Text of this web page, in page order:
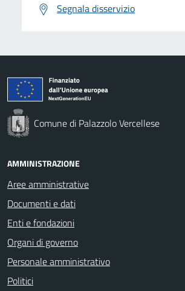
Segnala disservizio
Comune di Palazzolo Vercellese
AMMINISTRAZIONE
Aree amministrative
Documenti e dati
Enti e fondazioni
Organi di governo
Personale amministrativo
Politici